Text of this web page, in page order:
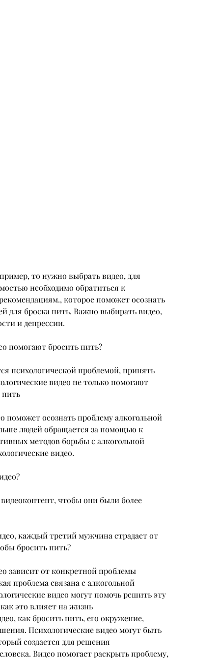
необходимо обратиться к
которое поможет осознать
для броска пить. Важно выбирать видео,
и депрессии.
помогают бросить пить?
психологической проблемой, принять
видео не только помогают
пить
поможет осознать проблему алкогольной
людей обращается за помощью к
методов борьбы с алкогольной
видео.
чтобы они были более
каждый третий мужчина страдает от
бросить пить?
зависит от конкретной проблемы
проблема связана с алкогольной
видео могут помочь решить эту
это влияет на жизнь
как бросить пить, его окружение,
Психологические видео могут быть
создается для решения
Видео помогает раскрыть проблему,